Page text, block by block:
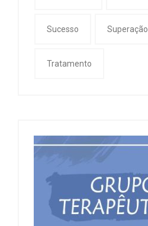
Sucesso Superação
Tratamento